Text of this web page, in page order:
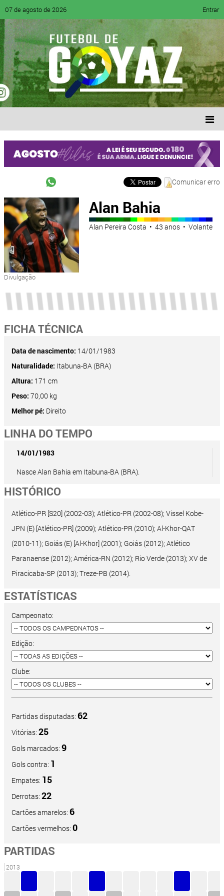
07 de agosto de 2026 Entrar
Comunicar erro
Divulgação
Alan Bahia
Alan Pereira Costa • 43 anos • Volante
FICHA TÉCNICA
Data de nascimento: 14/01/1983
Naturalidade: Itabuna-BA (BRA)
Altura: 171 cm
Peso: 70,00 kg
Melhor pé: Direito
LINHA DO TEMPO
14/01/1983
Nasce Alan Bahia em Itabuna-BA (BRA).
HISTÓRICO
Atlético-PR [S20] (2002-03); Atlético-PR (2002-08); Vissel Kobe-
JPN (E) [Atlético-PR] (2009); Atlético-PR (2010); Al-Khor-QAT
(2010-11); Goiás (E) [Al-Khor] (2001); Goiás (2012); Atlético
Paranaense (2012); América-RN (2012); Rio Verde (2013); XV de
Piracicaba-SP (2013); Treze-PB (2014).
ESTATÍSTICAS
Campeonato:
Edição:
Clube:
Partidas disputadas: 62
Vitórias: 25
Gols marcados: 9
Gols contra: 1
Empates: 15
Derrotas: 22
Cartões amarelos: 6
Cartões vermelhos: 0
PARTIDAS
2013